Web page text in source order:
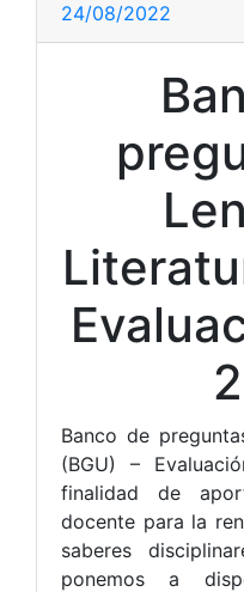
24/08/2022
Banco de
(BGU) –
finalidad de
docente para la
saberes
ponemos a